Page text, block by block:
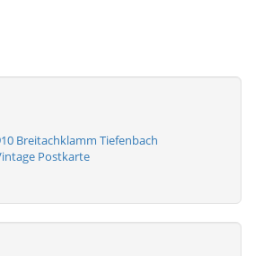
Breitachklamm Tiefenbach
Postkarte